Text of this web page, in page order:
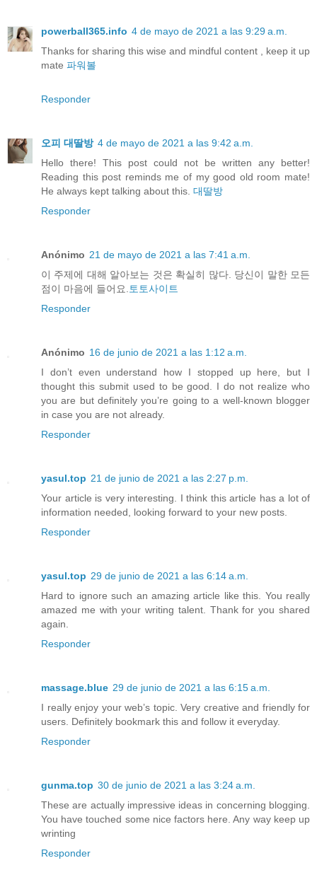
powerball365.info 4 de mayo de 2021 a las 9:29 a.m.
Thanks for sharing this wise and mindful content , keep it up
mate 파워볼
Responder
오피 대딸방 4 de mayo de 2021 a las 9:42 a.m.
Hello there! This post could not be written any better!
Reading this post reminds me of my good old room mate!
He always kept talking about this. 대딸방
Responder
Anónimo 21 de mayo de 2021 a las 7:41 a.m.
이 주제에 대해 알아보는 것은 확실히 많다. 당신이 말한 모든
점이 마음에 들어요. 토토사이트
Responder
Anónimo 16 de junio de 2021 a las 1:12 a.m.
I don’t even understand how I stopped up here, but I
thought this submit used to be good. I do not realize who
you are but definitely you’re going to a well-known blogger
in case you are not already.
Responder
yasul.top 21 de junio de 2021 a las 2:27 p.m.
Your article is very interesting. I think this article has a lot of
information needed, looking forward to your new posts.
Responder
yasul.top 29 de junio de 2021 a las 6:14 a.m.
Hard to ignore such an amazing article like this. You really
amazed me with your writing talent. Thank for you shared
again.
Responder
massage.blue 29 de junio de 2021 a las 6:15 a.m.
I really enjoy your web’s topic. Very creative and friendly for
users. Definitely bookmark this and follow it everyday.
Responder
gunma.top 30 de junio de 2021 a las 3:24 a.m.
These are actually impressive ideas in concerning blogging.
You have touched some nice factors here. Any way keep up
wrinting
Responder